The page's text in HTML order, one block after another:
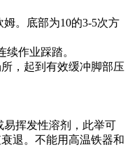
。底部为10的3-5次方
续作业踩踏。
，起到有效缓冲脚部压
挥发性溶剂，此举可
退。不能用高温铁器和